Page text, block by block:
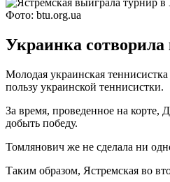
Фото: btu.org.ua
Украинка
Молодая украинская
пользу украинской теннисистки.
За время, проведенное на
добыть победу.
Томлянович же не сделала ни
Таким образом, Ястремская во